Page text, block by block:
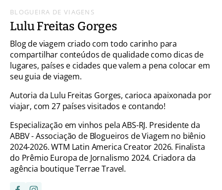
BLOGUEIRA DE VIAGENS
Lulu Freitas Gorges
Blog de viagem criado com todo carinho para
compartilhar conteúdos de qualidade como dicas de
lugares, países e cidades que valem a pena colocar em
seu guia de viagem.
Autoria da Lulu Freitas Gorges, carioca apaixonada por
viajar, com 27 países visitados e contando!
Especialização em vinhos pela ABS-RJ. Presidente da
ABBV - Associação de Blogueiros de Viagem no biênio
2024-2026. WTM Latin America Creator 2026. Finalista
do Prêmio Europa de Jornalismo 2024. Criadora da
agência boutique Terrae Travel.